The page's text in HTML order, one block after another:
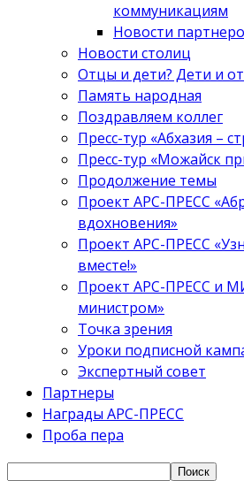
коммуникациям
Новости
Новости столиц
Отцы и дети? Дети и
Память народная
Поздравляем коллег
Пресс-тур «Абхазия –
Пресс-тур «Можайск
Продолжение темы
Проект АРС-ПРЕСС
вдохновения»
Проект АРС-ПРЕСС
вместе!»
Проект АРС-ПРЕСС и
министром»
Точка зрения
Уроки подписной
Экспертный совет
Партнеры
Награды АРС-ПРЕСС
Проба пера